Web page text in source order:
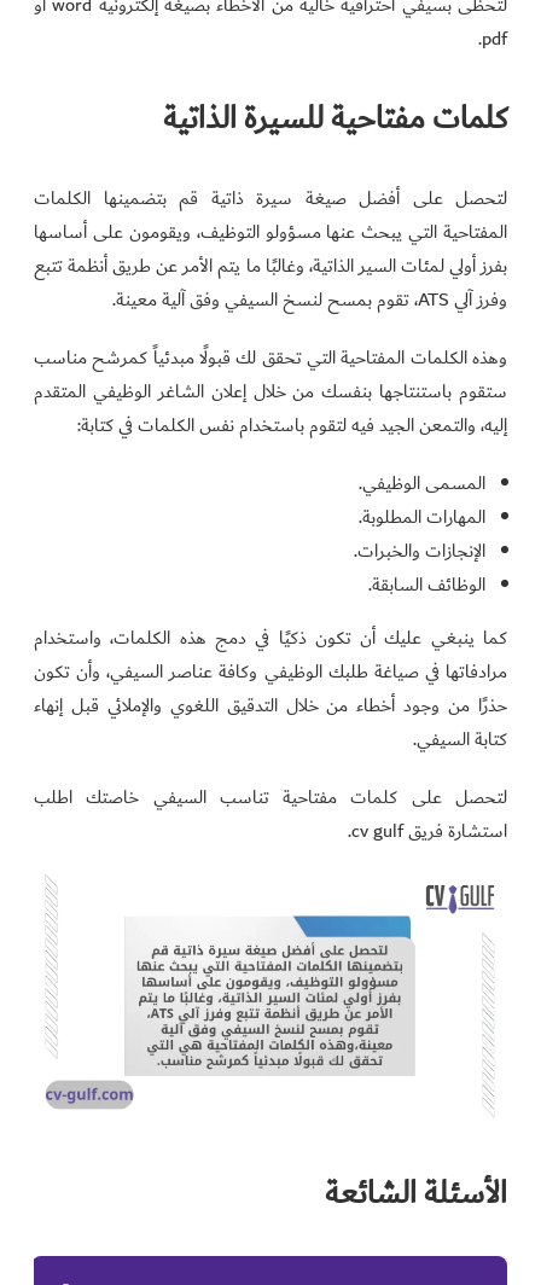
pdf.
كلمات مفتاحية للسيرة الذاتية
لتحصل على أفضل صيغة سيرة ذاتية قم بتضمينها الكلمات
المفتاحية التي يبحث عنها مسؤولو التوظيف، ويقومون على أساسها
بفرز أولي لمئات السير الذاتية، وغالبًا ما يتم الأمر عن طريق أنظمة تتبع
وفرز آلي ATS، تقوم بمسح لنسخ السيفي وفق آلية معينة.
وهذه الكلمات المفتاحية التي تحقق لك قبولًا مبدئياً كمرشح مناسب
ستقوم باستنتاجها بنفسك من خلال إعلان الشاغر الوظيفي المتقدم
إليه، والتمعن الجيد فيه لتقوم باستخدام نفس الكلمات في كتابة:
المسمى الوظيفي.
المهارات المطلوبة.
الإنجازات والخبرات.
الوظائف السابقة.
كما ينبغي عليك أن تكون ذكيًا في دمج هذه الكلمات، واستخدام
مرادفاتها في صياغة طلبك الوظيفي وكافة عناصر السيفي، وأن تكون
حذرًا من وجود أخطاء من خلال التدقيق اللغوي والإملائي قبل إنهاء
كتابة السيفي.
لتحصل على كلمات مفتاحية تناسب السيفي خاصتك اطلب
استشارة فريق cv gulf.
الأسئلة الشائعة